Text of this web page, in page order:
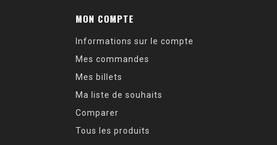
MON COMPTE
Informations sur le compte
Mes commandes
Mes billets
Ma liste de souhaits
Comparer
Tous les produits